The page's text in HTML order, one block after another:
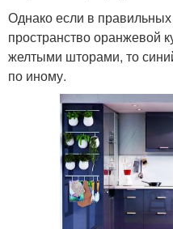
Однако если в
пространство оранжевой
желтыми шторами, то
по иному.